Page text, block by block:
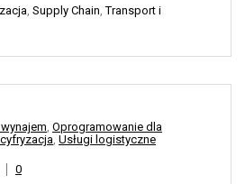
, Supply Chain,Transport i
, Oprogramowanie dla
, Usługi logistyczne
0